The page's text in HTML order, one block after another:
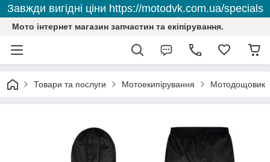
Завжди вигідні ціни https://motodvk.com.ua/specials
Мото інтернет магазин запчастин та екіпірування.
Товари та послуги Мотоекипірування Мотодощовик